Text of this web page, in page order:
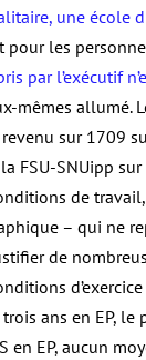
une école
pour les
par l’exécutif
mêmes allumé.
sur 1709
FSU-SNUipp
de
– qui ne
de
ans en EP, le
EP, aucun